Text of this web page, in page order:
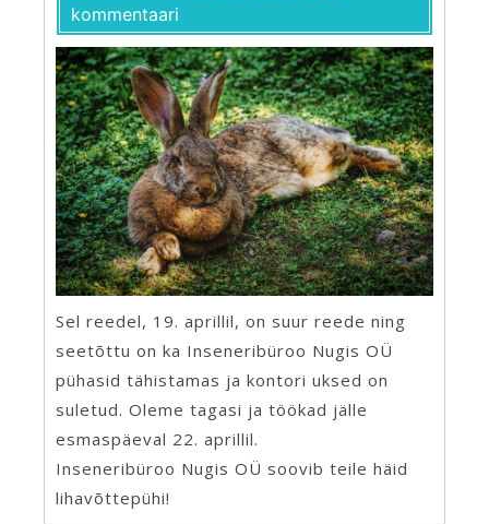
kommentaari
Sel reedel, 19. aprillil, on suur reede ning
seetõttu on ka Inseneribüroo Nugis OÜ
pühasid tähistamas ja kontori uksed on
suletud. Oleme tagasi ja töökad jälle
esmaspäeval 22. aprillil.
Inseneribüroo Nugis OÜ soovib teile häid
lihavõttepühi!